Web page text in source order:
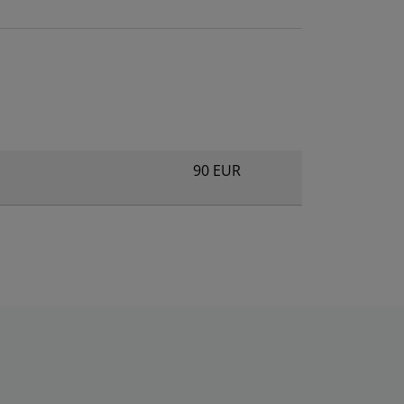
90 EUR